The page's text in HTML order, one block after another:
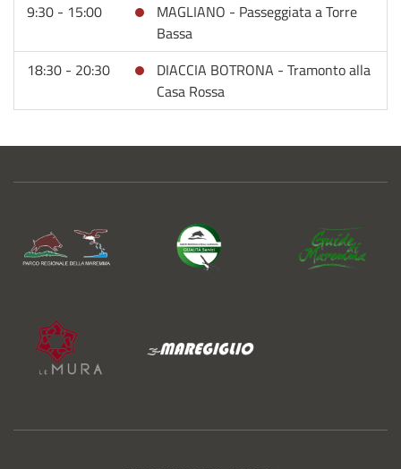
9:30 - 15:00
MAGLIANO - Passeggiata a Torre
Bassa
18:30 - 20:30
DIACCIA BOTRONA - Tramonto alla
Casa Rossa